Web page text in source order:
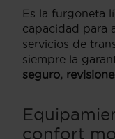
Es la furgoneta
capacidad para
servicios de
siempre la
seguro,
confort